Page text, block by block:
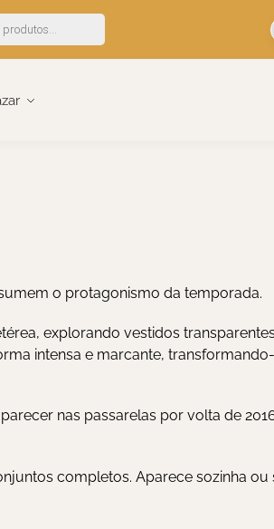
OFF em sua primeira compra
o protagonismo da temporada.
explorando vestidos
intensa e marcante,
nas passarelas por volta de
completos. Aparece sozinha